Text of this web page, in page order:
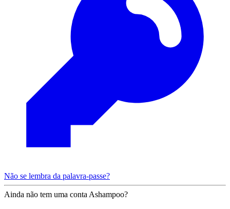
Não se lembra da palavra-passe?
Ainda não tem uma conta Ashampoo?